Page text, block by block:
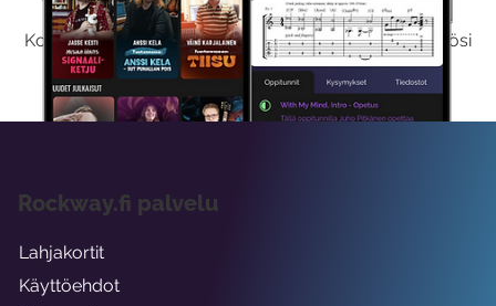
Kokeilemalla ilmaiseksi saat koko sisältömme käyttöösi
viikon ajaksi.
Rockway.fi palvelu
Lahjakortit
Käyttöehdot